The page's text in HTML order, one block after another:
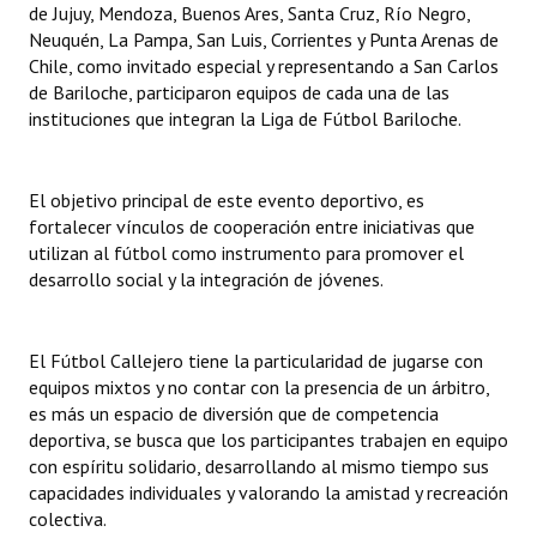
INSTITUCIONAL
Antiguos Pobladores
Datos Históricos
Premio al Mérito - Registro
Mujeres que Dejaron Huellas - Registro
Periodistas Decanos - Registro
Ciudadano Ilustre - Registro
Banca del Vecino - Registro
de Jujuy, Mendoza, Buenos Ares, Santa Cruz, Río Negro,
Neuquén, La Pampa, San Luis, Corrientes y Punta Arenas de
Chile, como invitado especial y representando a San Carlos
de Bariloche, participaron equipos de cada una de las
instituciones que integran la Liga de Fútbol Bariloche.
El objetivo principal de este evento deportivo, es
fortalecer vínculos de cooperación entre iniciativas que
utilizan al fútbol como instrumento para promover el
desarrollo social y la integración de jóvenes.
El Fútbol Callejero tiene la particularidad de jugarse con
equipos mixtos y no contar con la presencia de un árbitro,
es más un espacio de diversión que de competencia
deportiva, se busca que los participantes trabajen en equipo
con espíritu solidario, desarrollando al mismo tiempo sus
capacidades individuales y valorando la amistad y recreación
colectiva.